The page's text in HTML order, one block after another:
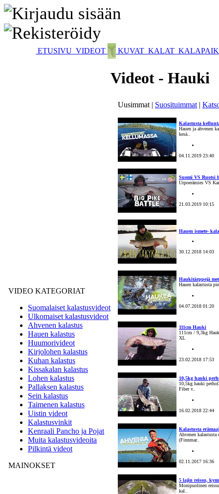
ETUSIVU VIDEOT KUVAT KALAT
VIDEO KATEGORIAT
Suomalaiset kalastusvideot
Ulkomaiset kalastusvideot
Ahvenen kalastus
Hauen kalastus
Huumorivideot
Kirjolohen kalastus
Kuhan kalastus
Kissakalan kalastus
Lohen kalastus
Pallaksen kalastus
Sein kalastus
Taimenen kalastus
Uistin videot
Kalastusvinkit
Kenraali Pancho ja Pojat
Muita kalastusvideoita
Pilkintä videot
MAINOKSET
Videot - Hauki
Uusimmat | Suosituimmat |
Kalastusta
Hauen ja ahvenen
kesä..
04.11.2019 23:40
Suomi VS Ruotsi
Urpoerämies VS
21.03.2019 10:15
Hauen ismete-
30.12.2018 14:03
Haukitärppejä
Hauen kalastusta
04.07.2018 01:20
111cm Hauki
111cm / 9,3kg
XL
23.02.2018 17:53
10,5kg hauki
10,5kg hauki
Fiber v..
16.02.2018 22:44
Kalastusta
Ahvenen kalastusta
(Finnmar..
02.11.2017 16:36
5 lajin reissu,
Monipuolinen
kal..